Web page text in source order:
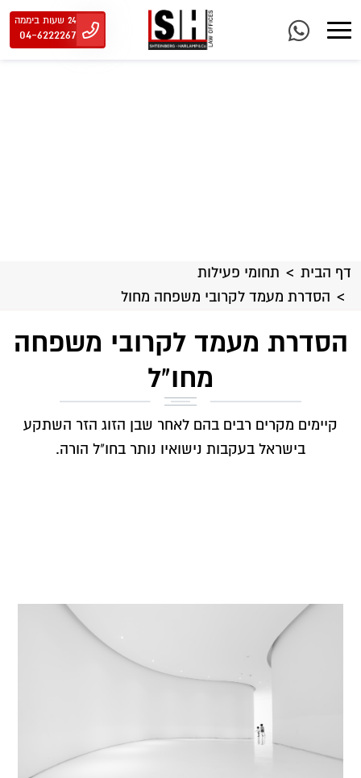
24 שעות ביממה
04-6222267
דף הבית
תחומי פעילות
הסדרת מעמד לקרובי משפחה מחול
הסדרת מעמד לקרובי משפחה
מחו"ל
קיימים מקרים רבים בהם לאחר שבן הזוג הזר השתקע
בישראל בעקבות נישואיו נותר בחו"ל הורה.